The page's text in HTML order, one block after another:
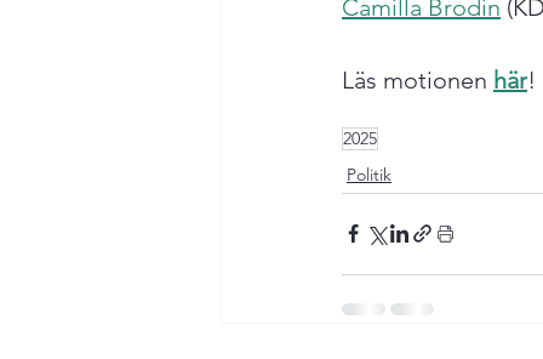
Camilla Brodin
Läs motionen här!
2025
Politik